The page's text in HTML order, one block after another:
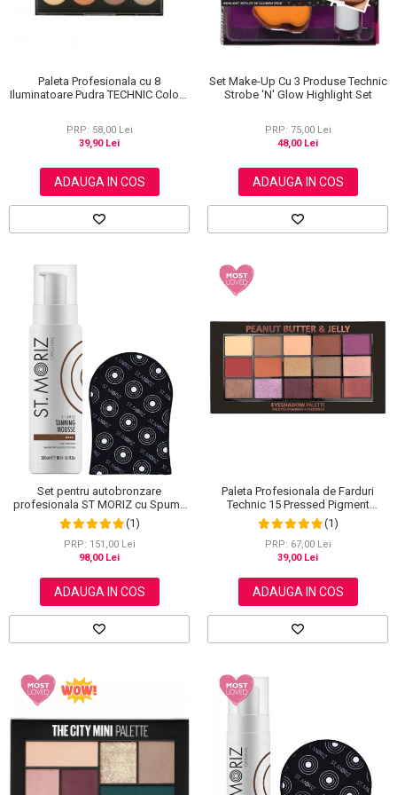
Paleta Profesionala cu 8
Iluminatoare Pudra TECHNIC Colour
PRP: 58,00 Lei
39,90 Lei
ADAUGA IN COS
Set Make-Up Cu 3 Produse Technic
Strobe 'N' Glow Highlight Set
PRP: 75,00 Lei
48,00 Lei
ADAUGA IN COS
Set pentru autobronzare
profesionala ST MORIZ cu Spuma
Dark XL si Manusa
(1)
PRP: 151,00 Lei
98,00 Lei
ADAUGA IN COS
Paleta Profesionala de Farduri
Technic 15 Pressed Pigment
Palette, Peanut Butter & Jelly, 15
Culori, 30 g
(1)
PRP: 67,00 Lei
39,00 Lei
ADAUGA IN COS